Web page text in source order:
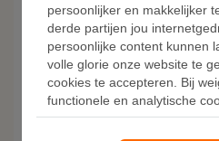
persoonlijker en makkelijker
derde partijen jou
persoonlijke content kunnen
volle glorie onze website te
cookies te accepteren. Bij
functionele en analytische